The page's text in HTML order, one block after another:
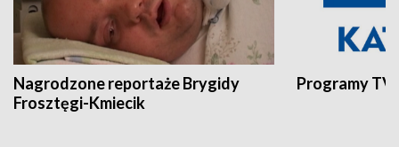
Nagrodzone reportaże Brygidy
Frosztęgi-Kmiecik
Programy